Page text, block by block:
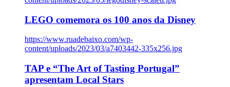
LEGO comemora os 100 anos da Disney
https://www.ruadebaixo.com/wp-
content/uploads/2023/03/a7403442-335x256.jpg
TAP e “The Art of Tasting Portugal”
apresentam Local Stars